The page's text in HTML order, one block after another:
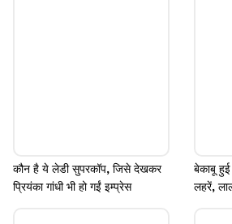
कौन है ये लेडी सुपरकॉप, जिसे देखकर
प्रियंका गांधी भी हो गईं इम्प्रेस
बेकाबू
लहरें,